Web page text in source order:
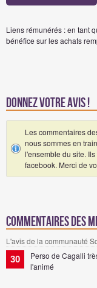
Liens rémunérés : en tant
bénéfice sur les achats
Donnez votre avis !
Les commentaires
nous sommes en
l'ensemble du site.
facebook. Merci de
Commentaires des
L'avis de la communauté
30
Perso de Cagalli
l'animé